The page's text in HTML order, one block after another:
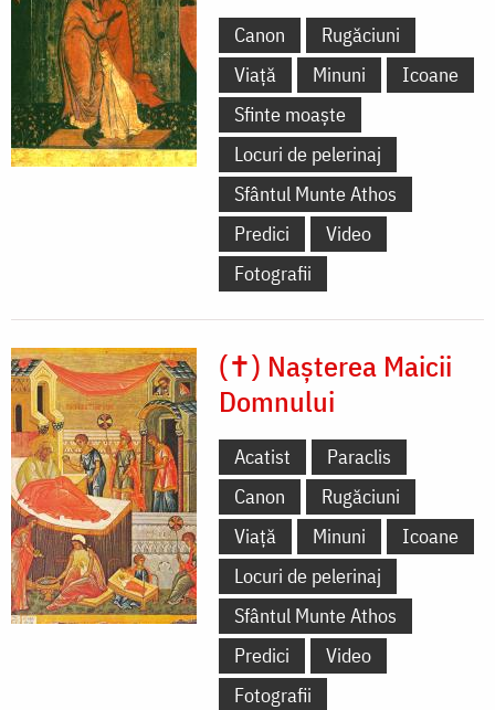
Canon
Rugăciuni
Viață
Minuni
Icoane
Sfinte moaște
Locuri de pelerinaj
Sfântul Munte Athos
Predici
Video
Fotografii
(✝) Nașterea Maicii
Domnului
Acatist
Paraclis
Canon
Rugăciuni
Viață
Minuni
Icoane
Locuri de pelerinaj
Sfântul Munte Athos
Predici
Video
Fotografii